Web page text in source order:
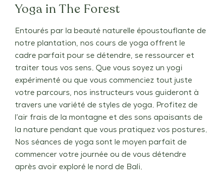
Yoga in The Forest
Entourés par la beauté naturelle époustouflante de
notre plantation, nos cours de yoga offrent le
cadre parfait pour se détendre, se ressourcer et
traiter tous vos sens. Que vous soyez un yogi
expérimenté ou que vous commenciez tout juste
votre parcours, nos instructeurs vous guideront à
travers une variété de styles de yoga. Profitez de
l’air frais de la montagne et des sons apaisants de
la nature pendant que vous pratiquez vos postures.
Nos séances de yoga sont le moyen parfait de
commencer votre journée ou de vous détendre
après avoir exploré le nord de Bali.